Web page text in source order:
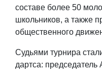
составе более 50
школьников, а также
общественного
Судьями турнира
дартса: